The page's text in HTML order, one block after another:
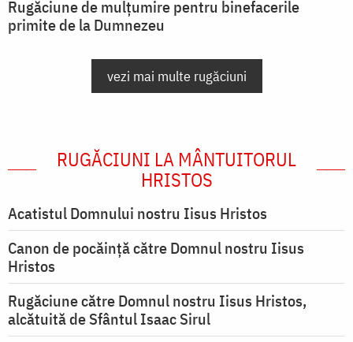
Rugăciune de mulțumire pentru binefacerile
primite de la Dumnezeu
vezi mai multe rugăciuni
RUGĂCIUNI LA MÂNTUITORUL
HRISTOS
Acatistul Domnului nostru Iisus Hristos
Canon de pocăință către Domnul nostru Iisus
Hristos
Rugăciune către Domnul nostru Iisus Hristos,
alcătuită de Sfântul Isaac Sirul